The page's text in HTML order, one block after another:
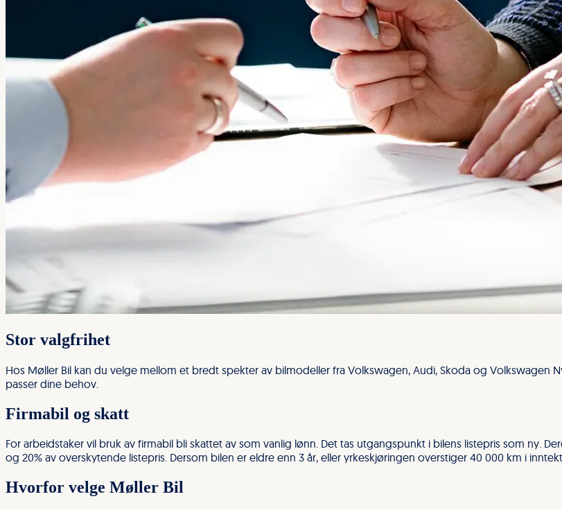
Stor valgfrihet
Hos Møller Bil kan du velge mellom et bredt spekter av bilmodeller fra Volkswagen, Audi, Skoda og Volkswagen
passer dine behov.
Firmabil og skatt
For arbeidstaker vil bruk av firmabil bli skattet av som vanlig lønn. Det tas utgangspunkt i bilens listepris som ny.
og 20% av overskytende listepris. Dersom bilen er eldre enn 3 år, eller yrkeskjøringen overstiger 40 000 km i
Hvorfor velge Møller Bil